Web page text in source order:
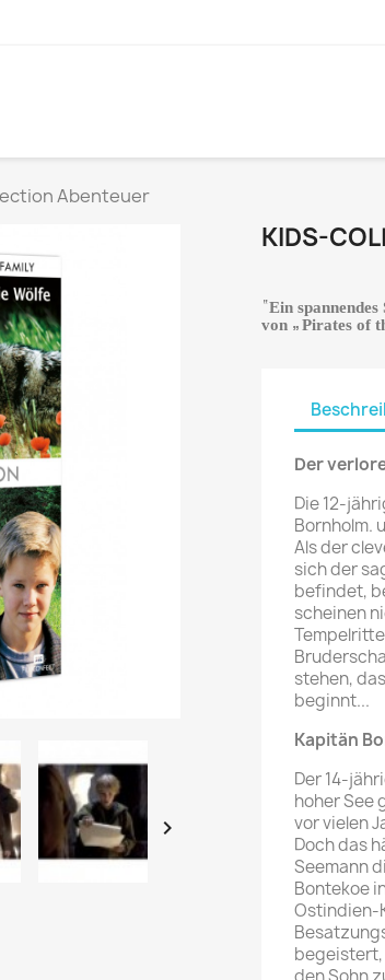
Abenteuer

KIDS-
“Ein
von „Pirates of
Der
Die 12-
Bornholm.
Als der
sich der
befindet,
scheinen
stehen,
beginnt...
Kapitän
Der 14-
hoher See
vor vielen
Doch das
Seemann
Bontekoe
Ostindien-
begeistert,